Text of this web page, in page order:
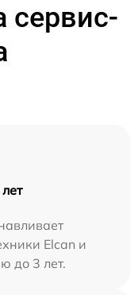
сервис-
Elcan и
до 3 лет.